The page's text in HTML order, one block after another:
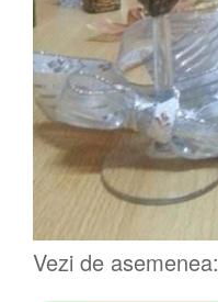
Vezi de asemenea: